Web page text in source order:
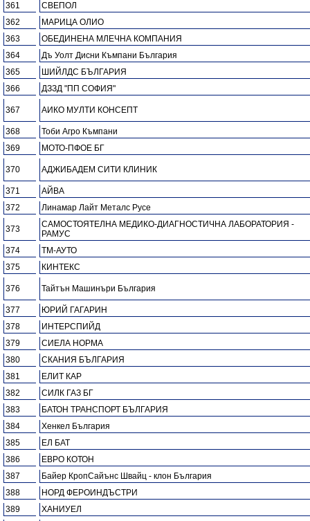
361
СВЕПОЛ
362
МАРИЦА ОЛИО
363
ОБЕДИНЕНА МЛЕЧНА КОМПАНИЯ
364
Дъ Уолт Дисни Къмпани България
365
ШИЙЛДС БЪЛГАРИЯ
366
ДЗЗД "ПП СОФИЯ"
367 АИКО МУЛТИ КОНСЕПТ
368
Тоби Агро Къмпани
369
МОТО-ПФОЕ БГ
370 АДЖИБАДЕМ СИТИ КЛИНИК
371
АЙВА
372
Линамар Лайт Металс Русе
373
САМОСТОЯТЕЛНА МЕДИКО-ДИАГНОСТИЧНА ЛАБОРАТОРИЯ -
РАМУС
374
ТМ-АУТО
375
КИНТЕКС
376 Тайтън Машинъри България
377
ЮРИЙ ГАГАРИН
378
ИНТЕРСПИЙД
379
СИЕЛА НОРМА
380
СКАНИЯ БЪЛГАРИЯ
381
ЕЛИТ КАР
382
СИЛК ГАЗ БГ
383
БАТОН ТРАНСПОРТ БЪЛГАРИЯ
384
Хенкел България
385
ЕЛ БАТ
386
ЕВРО КОТОН
387
Байер КропСайънс Швайц - клон България
388
НОРД ФЕРОИНДЪСТРИ
389
ХАНИУЕЛ